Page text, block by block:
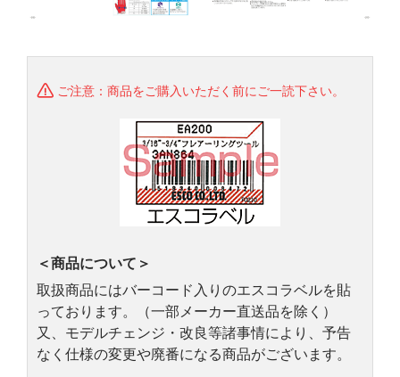
ご注意：商品をご購入いただく前にご一読下さい。
＜商品について＞
取扱商品にはバーコード入りのエスコラベルを貼
っております。（一部メーカー直送品を除く）
又、モデルチェンジ・改良等諸事情により、予告
なく仕様の変更や廃番になる商品がございます。